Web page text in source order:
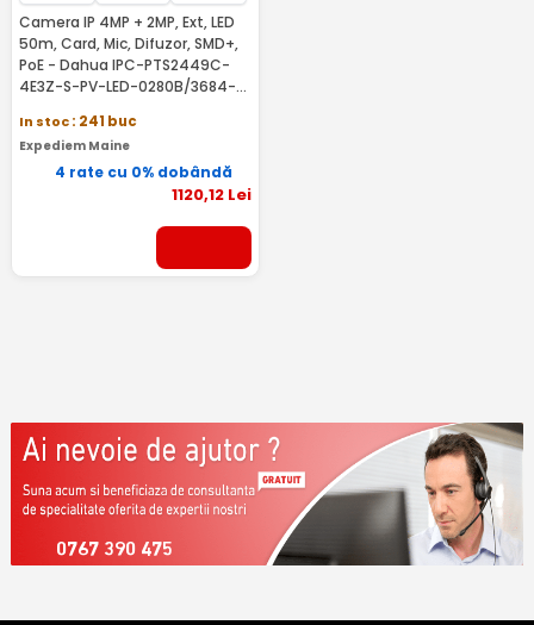
Camera IP 4MP + 2MP, Ext, LED
50m, Card, Mic, Difuzor, SMD+,
PoE - Dahua IPC-PTS2449C-
4E3Z-S-PV-LED-0280B/3684-
In stoc: 241 buc
Expediem Maine
4 rate cu 0% dobândă
1120,12Lei
0767 390 475